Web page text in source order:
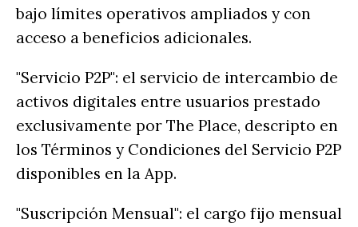
bajo límites operativos ampliados y con
acceso a beneficios adicionales.
"Servicio P2P": el servicio de intercambio de
activos digitales entre usuarios prestado
exclusivamente por The Place, descripto en
los Términos y Condiciones del Servicio P2P
disponibles en la App.
"Suscripción Mensual": el cargo fijo mensual